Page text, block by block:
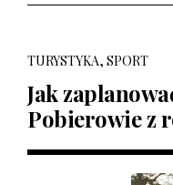
TURYSTYKA, SPORT
Jak
Pobierowie z